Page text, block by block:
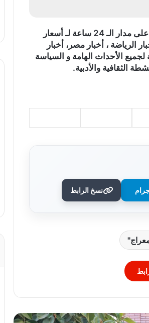
)، تغطية ورصدًا مستمرًّا على مدار الـ 24 ساعة لـ أسعار
الرياضة ، أخبار مصر، أخبار
لجميع الأحداث الهامة و السياسة
الثقافية والأدبية.
نسخ الرابط
الصحة يُكرم فرق التمريض بعيادات
البطولي
بنك QNB مصر يعزز جاهزية المشروعات
أبطال المشروعات الصغيرة
والوجه والفكين